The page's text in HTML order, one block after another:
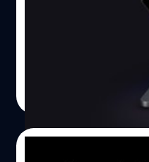
Mac แทนชิป Intel ไปใน
ว่าจะมี Mac ที่ใช้
รายงานจาก DigiTimes
MacBook Pro 13 นิ้ว แ
ภายในสิ้นปีนี้ ในรายงาน
MacBook ตัวใหม่ จะเริ่
Silicon นี้ผลิตโดย
|